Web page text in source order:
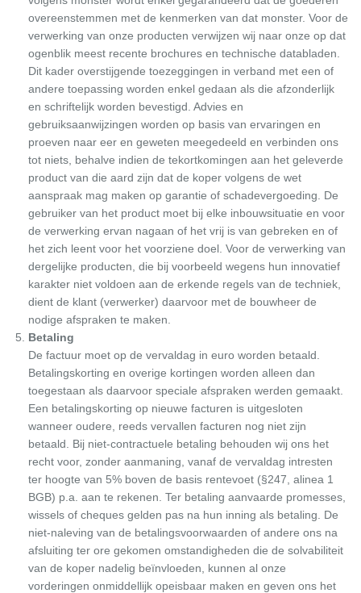
overeenstemmen met de kenmerken van dat monster. Voor de
verwerking van onze producten verwijzen wij naar onze op dat
ogenblik meest recente brochures en technische databladen.
Dit kader overstijgende toezeggingen in verband met een of
andere toepassing worden enkel gedaan als die afzonderlijk
en schriftelijk worden bevestigd. Advies en
gebruiksaanwijzingen worden op basis van ervaringen en
proeven naar eer en geweten meegedeeld en verbinden ons
tot niets, behalve indien de tekortkomingen aan het geleverde
product van die aard zijn dat de koper volgens de wet
aanspraak mag maken op garantie of schadevergoeding. De
gebruiker van het product moet bij elke inbouwsituatie en voor
de verwerking ervan nagaan of het vrij is van gebreken en of
het zich leent voor het voorziene doel. Voor de verwerking van
dergelijke producten, die bij voorbeeld wegens hun innovatief
karakter niet voldoen aan de erkende regels van de techniek,
dient de klant (verwerker) daarvoor met de bouwheer de
nodige afspraken te maken.
Betaling
De factuur moet op de vervaldag in euro worden betaald.
Betalingskorting en overige kortingen worden alleen dan
toegestaan als daarvoor speciale afspraken werden gemaakt.
Een betalingskorting op nieuwe facturen is uitgesloten
wanneer oudere, reeds vervallen facturen nog niet zijn
betaald. Bij niet-contractuele betaling behouden wij ons het
recht voor, zonder aanmaning, vanaf de vervaldag intresten
ter hoogte van 5% boven de basis rentevoet (§247, alinea 1
BGB) p.a. aan te rekenen. Ter betaling aanvaarde promesses,
wissels of cheques gelden pas na hun inning als betaling. De
niet-naleving van de betalingsvoorwaarden of andere ons na
afsluiting ter ore gekomen omstandigheden die de solvabiliteit
van de koper nadelig beïnvloeden, kunnen al onze
vorderingen onmiddellijk opeisbaar maken en geven ons het